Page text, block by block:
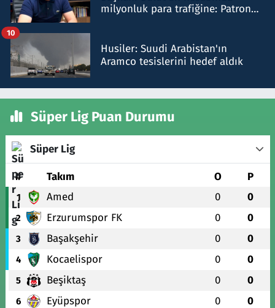
milyonluk para trafiğine: Patron
Husiler: Suudi Arabistan'ın
Aramco tesislerini hedef aldık
10
Süper Lig Puan Durumu
Süper Lig
# Takım O P
1 Amed 0 0
2 Erzurumspor FK 0 0
3 Başakşehir 0 0
4 Kocaelispor 0 0
5 Beşiktaş 0 0
6 Eyüpspor 0 0